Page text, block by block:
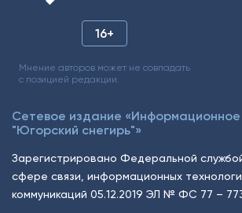
16+
Мнение авторов может не совпадать
с позицией редакции.
Сетевое издание «Информационное
"Югорский снегирь"»
Зарегистрировано Федеральной
сфере связи, информационных
коммуникаций 05.12.2019 ЭЛ № ФС 77 –